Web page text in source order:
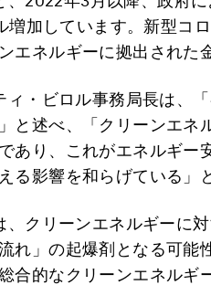
増加しています。新型コ
エネルギーに拠出された
ィ・ビロル事務局長は、
と述べ、「クリーンエネ
あり、これがエネルギー
る影響を和らげている」
、クリーンエネルギーに
れ」の起爆剤となる可能
合的なクリーンエネル